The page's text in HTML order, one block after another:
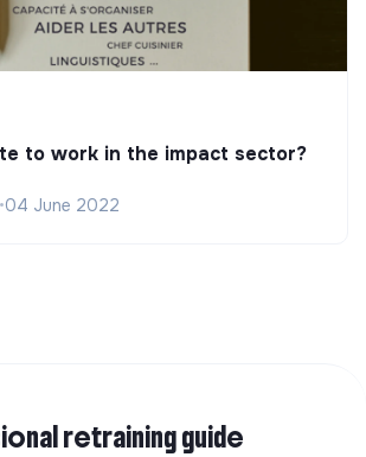
to work in the impact sector?
•04 June 2022
retraining guide